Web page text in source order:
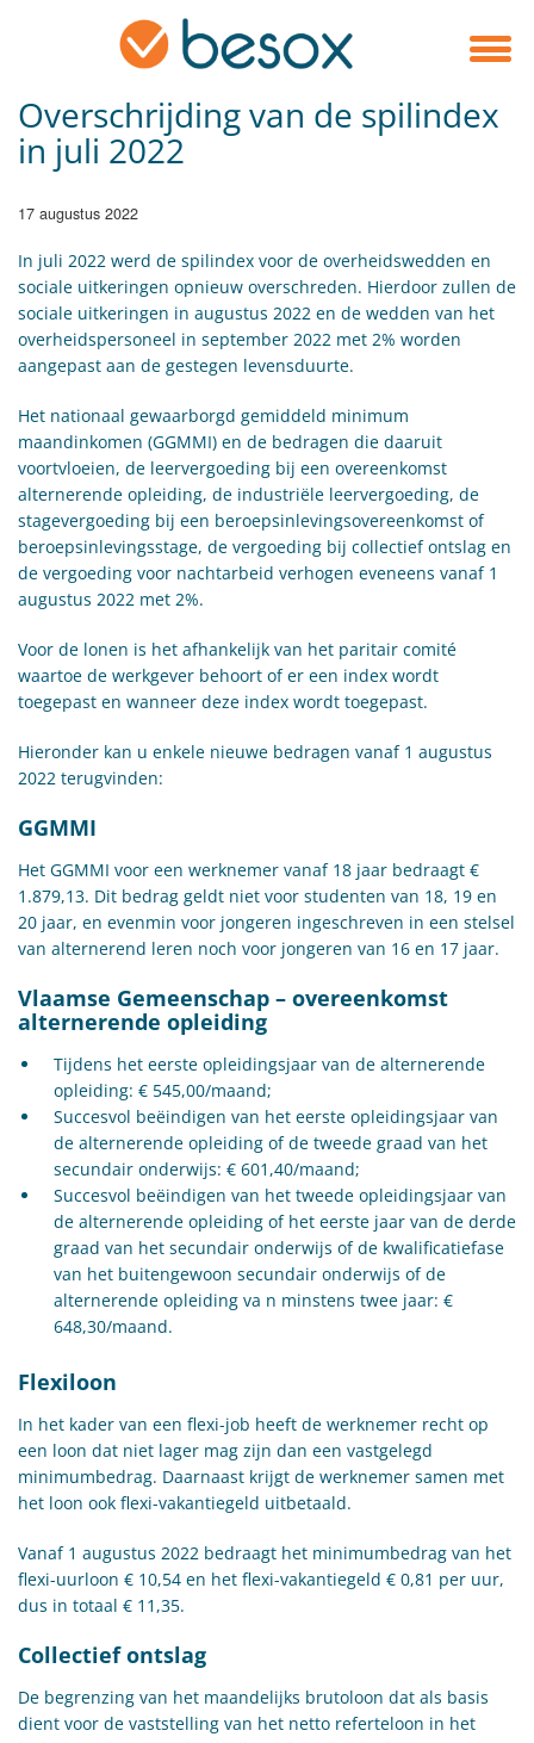
Overschrijding van de spilindex
in juli 2022
17 augustus 2022
In juli 2022 werd de spilindex voor de overheidswedden en
sociale uitkeringen opnieuw overschreden. Hierdoor zullen de
sociale uitkeringen in augustus 2022 en de wedden van het
overheidspersoneel in september 2022 met 2% worden
aangepast aan de gestegen levensduurte.
Het nationaal gewaarborgd gemiddeld minimum
maandinkomen (GGMMI) en de bedragen die daaruit
voortvloeien, de leervergoeding bij een overeenkomst
alternerende opleiding, de industriële leervergoeding, de
stagevergoeding bij een beroepsinlevingsovereenkomst of
beroepsinlevingsstage, de vergoeding bij collectief ontslag en
de vergoeding voor nachtarbeid verhogen eveneens vanaf 1
augustus 2022 met 2%.
Voor de lonen is het afhankelijk van het paritair comité
waartoe de werkgever behoort of er een index wordt
toegepast en wanneer deze index wordt toegepast.
Hieronder kan u enkele nieuwe bedragen vanaf 1 augustus
2022 terugvinden:
GGMMI
Het GGMMI voor een werknemer vanaf 18 jaar bedraagt €
1.879,13. Dit bedrag geldt niet voor studenten van 18, 19 en
20 jaar, en evenmin voor jongeren ingeschreven in een stelsel
van alternerend leren noch voor jongeren van 16 en 17 jaar.
Vlaamse Gemeenschap – overeenkomst
alternerende opleiding
Tijdens het eerste opleidingsjaar van de alternerende
opleiding: € 545,00/maand;
Succesvol beëindigen van het eerste opleidingsjaar van
de alternerende opleiding of de tweede graad van het
secundair onderwijs: € 601,40/maand;
Succesvol beëindigen van het tweede opleidingsjaar van
de alternerende opleiding of het eerste jaar van de derde
graad van het secundair onderwijs of de kwalificatiefase
van het buitengewoon secundair onderwijs of de
alternerende opleiding va n minstens twee jaar: €
648,30/maand.
Flexiloon
In het kader van een flexi-job heeft de werknemer recht op
een loon dat niet lager mag zijn dan een vastgelegd
minimumbedrag. Daarnaast krijgt de werknemer samen met
het loon ook flexi-vakantiegeld uitbetaald.
Vanaf 1 augustus 2022 bedraagt het minimumbedrag van het
flexi-uurloon € 10,54 en het flexi-vakantiegeld € 0,81 per uur,
dus in totaal € 11,35.
Collectief ontslag
De begrenzing van het maandelijks brutoloon dat als basis
dient voor de vaststelling van het netto referteloon in het